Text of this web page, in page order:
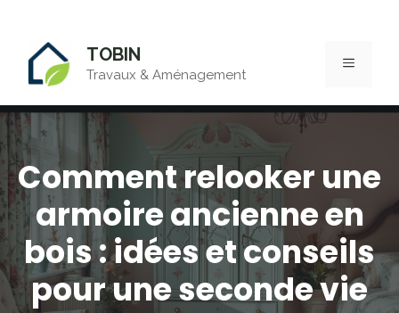
contenu
TOBIN
Travaux & Aménagement
MENU
Comment relooker une
armoire ancienne en
bois : idées et conseils
pour une seconde vie